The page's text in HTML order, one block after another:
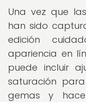
Una vez que
han sido
edición
apariencia en
puede incluir
saturación
gemas y